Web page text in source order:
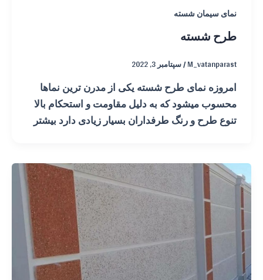
نمای سیمان شسته
طرح شسته
M_vatanparast
/سپتامبر 3, 2022
امروزه نمای طرح شسته یکی از مدرن ترین نماها
محسوب میشود که به دلیل مقاومت و استحکام بالا
تنوع طرح و رنگ طرفداران بسیار زیادی دارد بیشتر